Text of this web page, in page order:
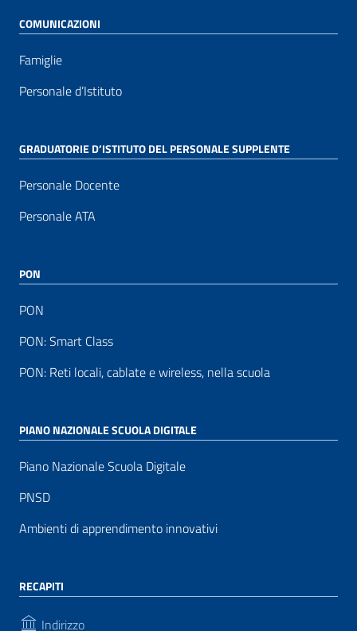
COMUNICAZIONI
Famiglie
Personale d’Istituto
GRADUATORIE D’ISTITUTO DEL PERSONALE SUPPLENTE
Personale Docente
Personale ATA
PON
PON
PON: Smart Class
PON: Reti locali, cablate e wireless, nella scuola
PIANO NAZIONALE SCUOLA DIGITALE
Piano Nazionale Scuola Digitale
PNSD
Ambienti di apprendimento innovativi
RECAPITI
Indirizzo